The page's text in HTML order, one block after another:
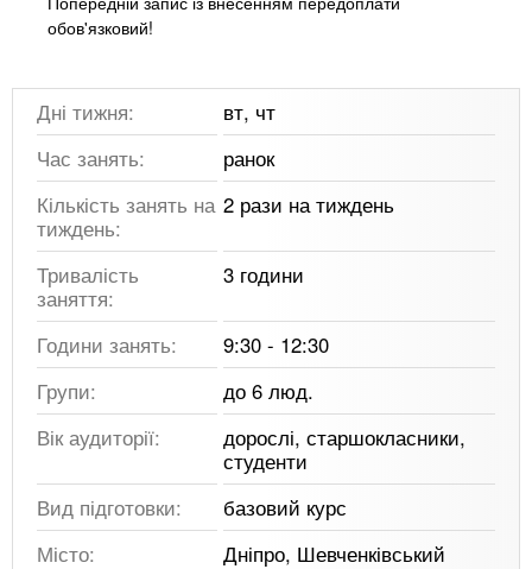
обов'язковий!
Дні тижня:
вт, чт
Час занять:
ранок
Кількість занять на
тиждень:
2 рази на тиждень
Тривалість
заняття:
3 години
Години занять:
9:30 - 12:30
Групи:
до 6 люд.
Вік аудиторії:
дорослі, старшокласники,
студенти
Вид підготовки:
базовий курс
Місто:
Дніпро, Шевченківський